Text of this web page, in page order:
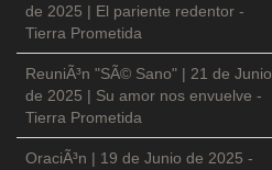
de 2025 | El pariente redentor -
Tierra Prometida
ReuniÃ³n "SÃ© Sano" | 21 de Junio
de 2025 | Su amor nos envuelve -
Tierra Prometida
OraciÃ³n | 19 de Junio de 2025 -